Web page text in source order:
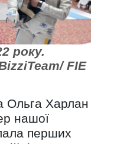
року.
FIE
Ольга Харлан
нашої
перших